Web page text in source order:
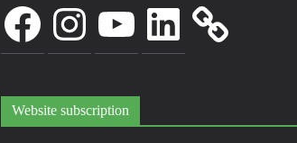
FacebookInstagram LinkedIn
Website subscription